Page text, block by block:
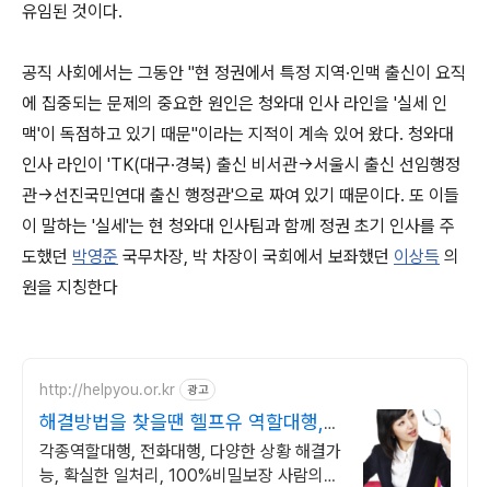
유임된 것이다.
공직 사회에서는 그동안 "현 정권에서 특정 지역·인맥 출신이 요직
에 집중되는 문제의 중요한 원인은 청와대 인사 라인을 '실세 인
맥'이 독점하고 있기 때문"이라는 지적이 계속 있어 왔다. 청와대
인사 라인이 'TK(대구·경북) 출신 비서관→서울시 출신 선임행정
관→선진국민연대 출신 행정관'으로 짜여 있기 때문이다. 또 이들
이 말하는 '실세'는 현 청와대 인사팀과 함께 정권 초기 인사를 주
도했던 박영준 국무차장, 박 차장이 국회에서 보좌했던 이상득 의
원을 지칭한다
http://helpyou.or.kr 광고
해결방법을 찾을땐 헬프유 역할대행,
상황연출 전문업체
각종역할대행, 전화대행, 다양한 상황 해결가
능, 확실한 일처리, 100%비밀보장 사람의